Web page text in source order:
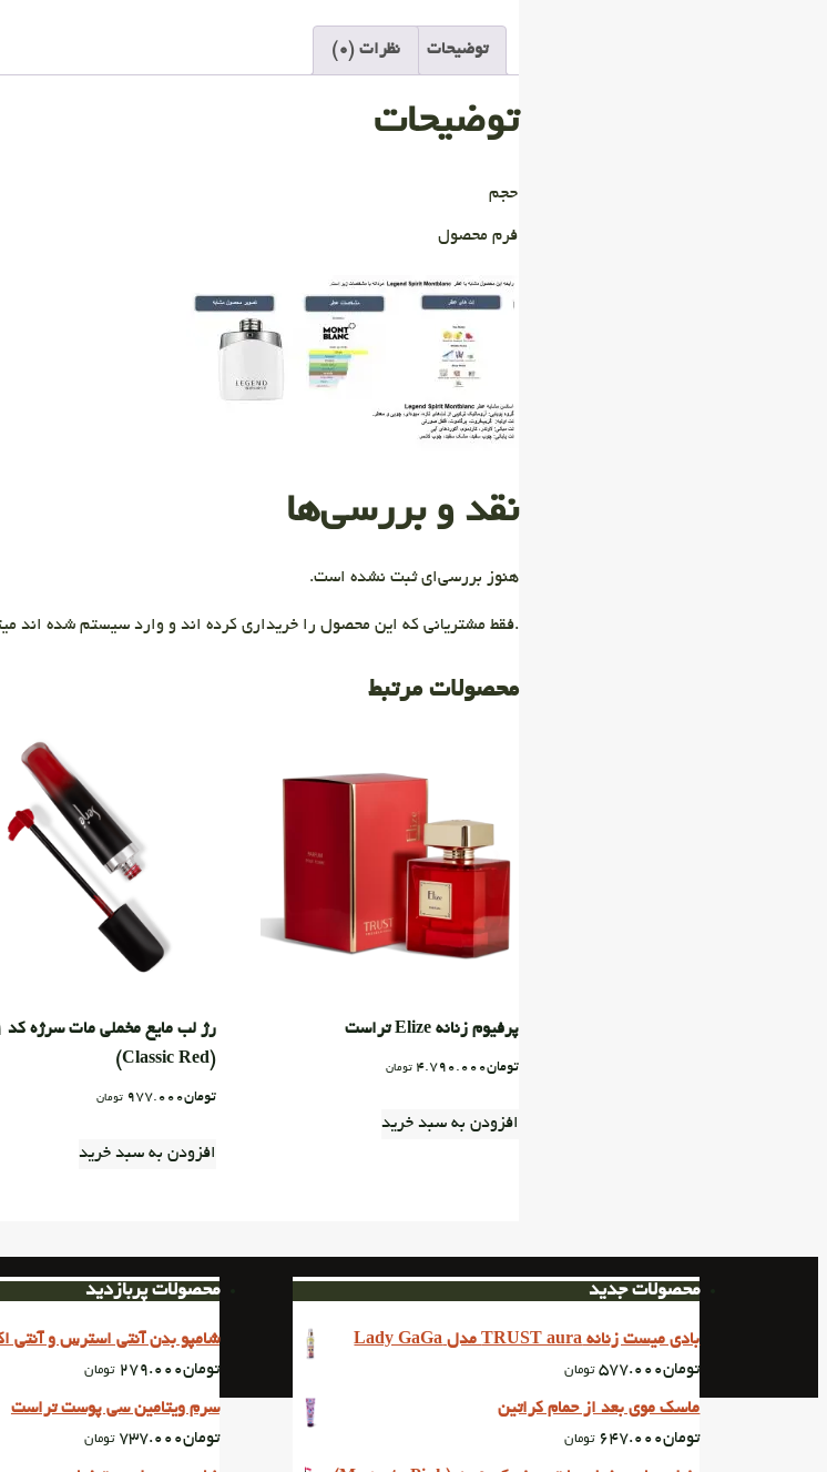
توضیحات نظرات (0)
توضیحات
حجم
فرم محصول
نقد و بررسی‌ها
هنوز بررسی‌ای ثبت نشده است.
.فقط مشتریانی که این محصول را خریداری کرده اند و وارد سیستم شده اند
محصولات مرتبط
پرفیوم زنانه Elize تراست
تومان4.790.000 تومان
افزودن به سبد خرید
(Classic Red)
تومان977.000 تومان
افزودن به سبد خرید
محصولات جدید
بادی میست زنانه TRUST aura مدل Lady GaGa
تومان577.000 تومان
ماسک موی بعد از حمام کراتین
تومان647.000 تومان
محصولات پربازدید
شامپو بدن آنتی استرس و آنتی
تومان279.000 تومان
سرم ویتامین سی پوست تراست
تومان737.000 تومان